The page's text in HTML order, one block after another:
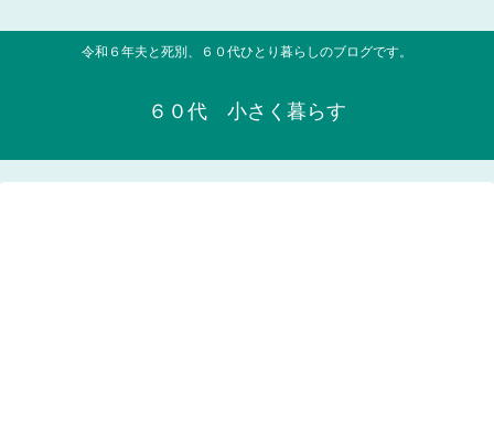
令和６年夫と死別、６０代ひとり暮らしのブログです。
６０代 小さく暮らす